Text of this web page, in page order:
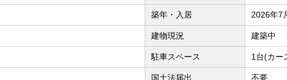
築年・入居 2026年7
建物現況 建築中
駐車スペース 1台(カー
国土法届出 不要